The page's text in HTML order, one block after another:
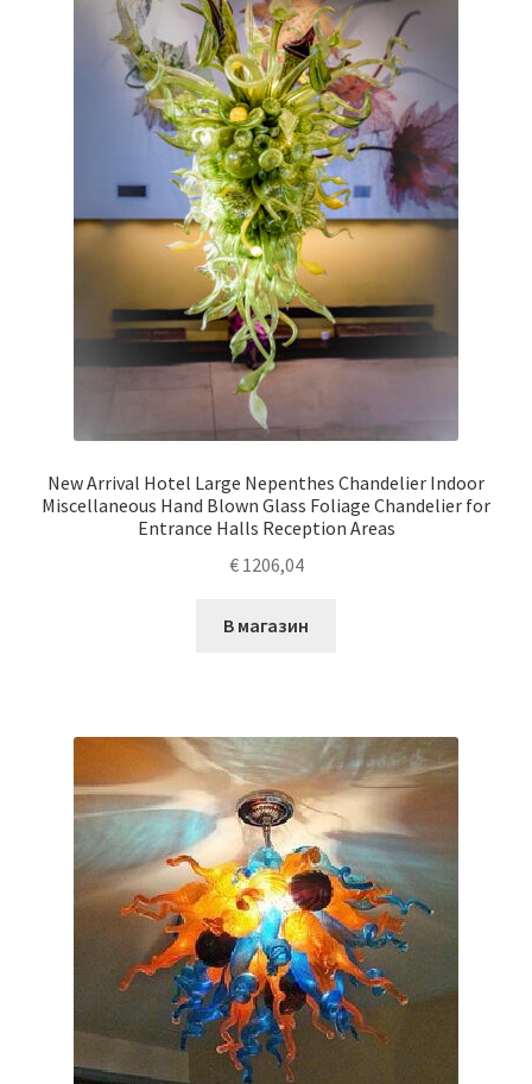
New Arrival Hotel Large Nepenthes Chandelier Indoor
Miscellaneous Hand Blown Glass Foliage Chandelier for
Entrance Halls Reception Areas
€1206,04
В магазин